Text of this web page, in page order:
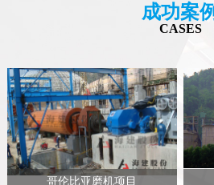
成功案
CASES
哥伦比亚磨机项目